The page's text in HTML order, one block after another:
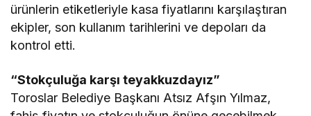
ürünlerin etiketleriyle kasa fiyatlarını karşılaştıran
ekipler, son kullanım tarihlerini ve depoları da
kontrol etti.
“Stokçuluğa karşı teyakkuzdayız”
Toroslar Belediye Başkanı Atsız Afşın Yılmaz,